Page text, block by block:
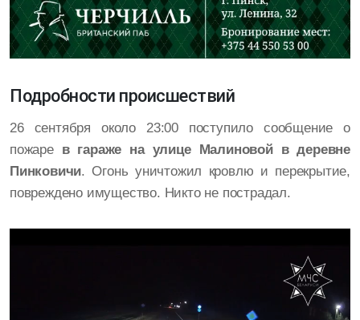
Подробности происшествий
26 сентября около 23:00 поступило сообщение о
пожарев гараже на улице Малиновой в деревне
Пинковичи. Огонь уничтожил кровлю и перекрытие,
повреждено имущество. Никто не пострадал.